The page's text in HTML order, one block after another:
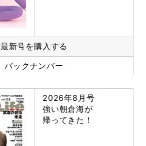
最新号を購入する
バックナンバー
2026年8月号
強い朝倉海が
帰ってきた！